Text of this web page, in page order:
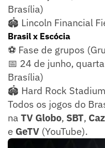
Brasília)
🏟️ Lincoln Financial
Brasil x Escócia
⚽ Fase de grupos
📅 24 de junho,
Brasília)
🏟️ Hard Rock
Todos os jogos do
na TV Globo, SBT,
e GeTV (YouTube).